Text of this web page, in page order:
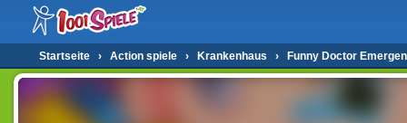
Startseite › Action spiele › Krankenhaus › Funny Doctor